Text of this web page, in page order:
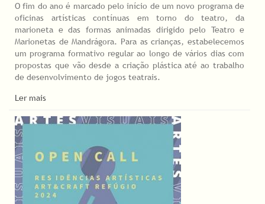
O fim do ano é marcado pelo início de um novo programa de
oficinas artísticas contínuas em torno do teatro, da
marioneta e das formas animadas dirigido pelo Teatro e
Marionetas de Mandrágora. Para as crianças, estabelecemos
um programa formativo regular ao longo de vários dias com
propostas que vão desde a criação plástica até ao trabalho
de desenvolvimento de jogos teatrais.
Ler mais